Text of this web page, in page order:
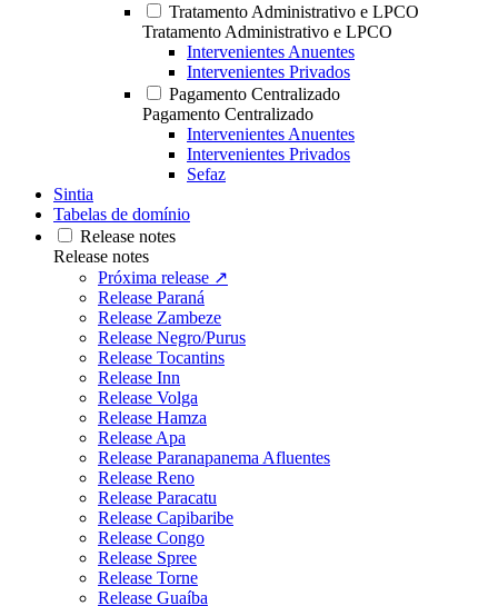
Tratamento Administrativo e LPCO
Tratamento Administrativo e LPCO
Intervenientes Anuentes
Intervenientes Privados
Pagamento Centralizado
Pagamento Centralizado
Intervenientes Anuentes
Intervenientes Privados
Sefaz
Sintia
Tabelas de domínio
Release notes
Release notes
Próxima release ↗
Release Paraná
Release Zambeze
Release Negro/Purus
Release Tocantins
Release Inn
Release Volga
Release Hamza
Release Apa
Release Paranapanema Afluentes
Release Reno
Release Paracatu
Release Capibaribe
Release Congo
Release Spree
Release Torne
Release Guaíba